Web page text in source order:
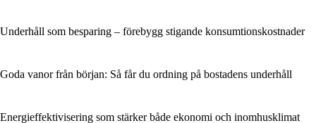
Underhåll som besparing – förebygg stigande konsumtionskostnader
Goda vanor från början: Så får du ordning på bostadens underhåll
Energieffektivisering som stärker både ekonomi och inomhusklimat